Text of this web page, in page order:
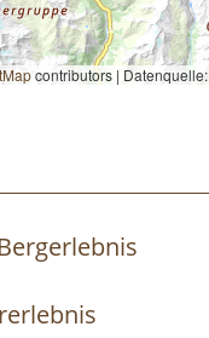
contributors | Datenquelle: